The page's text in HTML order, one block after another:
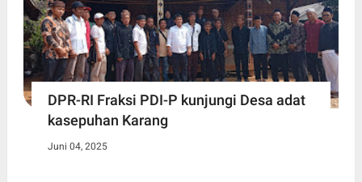
DPR-RI Fraksi PDI-P kunjungi Desa adat
kasepuhan Karang
Juni 04, 2025